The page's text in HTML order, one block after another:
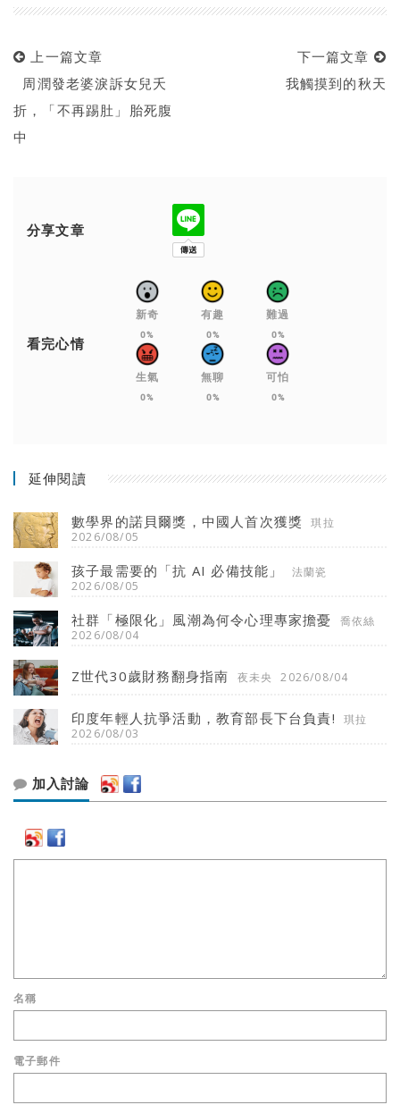
上一篇文章
周潤發老婆淚訴女兒夭
折，「不再踢肚」胎死腹
中
下一篇文章
我觸摸到的秋天
分享文章
看完心情
新奇
0%
有趣
0%
難過
0%
生氣
0%
無聊
0%
可怕
0%
延伸閱讀
數學界的諾貝爾獎，中國人首次獲獎
琪拉
2026/08/05
孩子最需要的「抗 AI 必備技能」
法蘭瓷
2026/08/05
社群「極限化」風潮為何令心理專家擔憂
喬依絲
2026/08/04
Z世代30歲財務翻身指南 夜未央 2026/08/04
印度年輕人抗爭活動，教育部長下台負責!
琪拉
2026/08/03
加入討論
名稱
電子郵件